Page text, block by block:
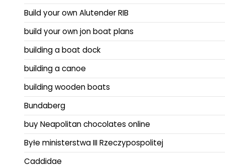
Build your own Alutender RIB
build your own jon boat plans
building a boat dock
building a canoe
building wooden boats
Bundaberg
buy Neapolitan chocolates online
Byłe ministerstwa III Rzeczypospolitej
Caddidae